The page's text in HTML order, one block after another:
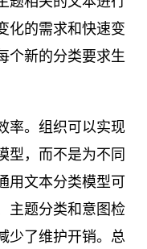
化的需求和快速变
个新的分类要求生
率。组织可以实现
型，而不是为不同
用文本分类模型可
主题分类和意图检
少了维护开销。总